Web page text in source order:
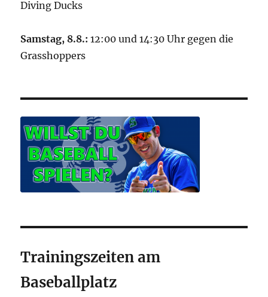
Diving Ducks
Samstag, 8.8.: 12:00 und 14:30 Uhr gegen die
Grasshoppers
Trainingszeiten am
Baseballplatz